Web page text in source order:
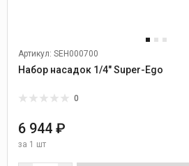
Артикул: SEH000700
Набор насадок 1/4" Super-Ego
0
6 944 ₽
за 1 шт